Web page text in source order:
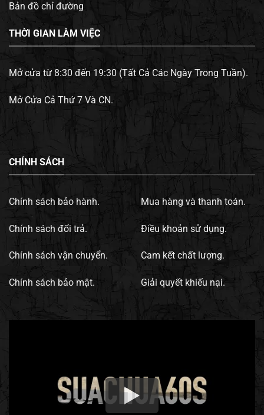
Bản đồ chỉ đường
THỜI GIAN LÀM VIỆC
Mở cửa từ 8:30 đến 19:30 (Tất Cả Các Ngày Trong Tuần).
Mở Cửa Cả Thứ 7 Và CN.
CHÍNH SÁCH
Chính sách bảo hành.
Chính sách đổi trả.
Chính sách vận chuyển.
Chính sách bảo mật.
Mua hàng và thanh toán.
Điều khoản sử dụng.
Cam kết chất lượng.
Giải quyết khiếu nại.